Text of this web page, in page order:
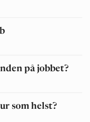
på jobbet?
som helst?